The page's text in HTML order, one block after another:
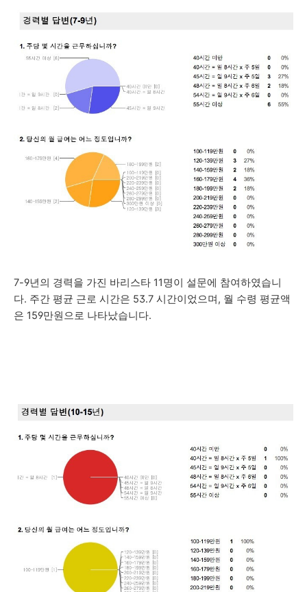
7-9년의 경력을 가진 바리스타 11명이 설문에 참여하였습니
다. 주간 평균 근로 시간은 53.7 시간이었으며, 월 수령 평균액
은 159만원으로 나타났습니다.